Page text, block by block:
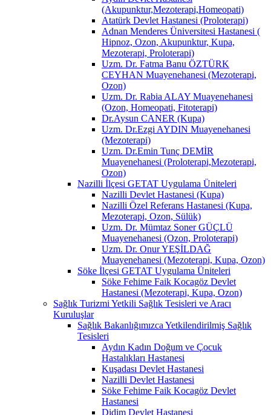
(Akupunktur,Mezoterapi,Homeopati)
Atatürk Devlet Hastanesi (Proloterapi)
Adnan Menderes Üniversitesi Hastanesi (
Hipnoz, Ozon, Akupunktur, Kupa,
Mezoterapi, Proloterapi)
Uzm. Dr. Fatma Banu ÖZTÜRK
CEYHAN Muayenehanesi (Mezoterapi,
Ozon)
Uzm. Dr. Rabia ALAY Muayenehanesi
(Ozon, Homeopati, Fitoterapi)
Dr.Aysun CANER (Kupa)
Uzm. Dr.Ezgi AYDIN Muayenehanesi
(Mezoterapi)
Uzm. Dr.Emin Tunç DEMİR
Muayenehanesi (Proloterapi,Mezoterapi,
Ozon)
Nazilli İlçesi GETAT Uygulama Üniteleri
Nazilli Devlet Hastanesi (Kupa)
Nazilli Özel Referans Hastanesi (Kupa,
Mezoterapi, Ozon, Sülük)
Uzm. Dr. Mümtaz Soner GÜÇLÜ
Muayenehanesi (Ozon, Proloterapi)
Uzm. Dr. Onur YEŞİLDAĞ
Muayenehanesi (Mezoterapi, Kupa, Ozon)
Söke İlçesi GETAT Uygulama Üniteleri
Söke Fehime Faik Kocagöz Devlet
Hastanesi (Mezoterapi, Kupa, Ozon)
Sağlık Turizmi Yetkili Sağlık Tesisleri ve Aracı
Kuruluşlar
Sağlık Bakanlığımızca Yetkilendirilmiş Sağlık
Tesisleri
Aydın Kadın Doğum ve Çocuk
Hastalıkları Hastanesi
Kuşadası Devlet Hastanesi
Nazilli Devlet Hastanesi
Söke Fehime Faik Kocagöz Devlet
Hastanesi
Didim Devlet Hastanesi